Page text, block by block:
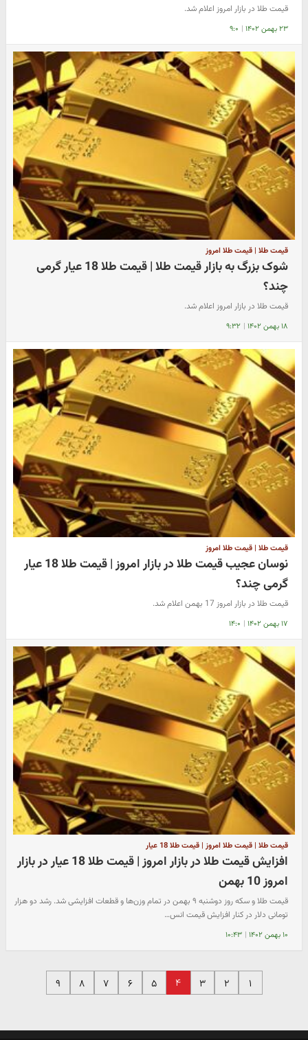
قیمت طلا در بازار امروز اعلام شد.
۲۳ بهمن ۱۴۰۲ | ۹:۰
قیمت طلا | قیمت طلا امروز
شوک بزرگ به بازار قیمت طلا | قیمت طلا 18 عیار گرمی
چند؟
قیمت طلا در بازار امروز اعلام شد.
۱۸ بهمن ۱۴۰۲ | ۹:۳۲
قیمت طلا | قیمت طلا امروز
نوسان عجیب قیمت طلا در بازار امروز | قیمت طلا 18 عیار
گرمی چند؟
قیمت طلا در بازار امروز 17 بهمن اعلام شد.
۱۷ بهمن ۱۴۰۲ | ۱۴:۰
قیمت طلا | قیمت طلا امروز | قیمت طلا 18 عیار
افزایش قیمت طلا در بازار امروز | قیمت طلا 18 عیار در بازار
امروز 10 بهمن
قیمت طلا و سکه روز دوشنبه ۹ بهمن در تمام وزن‌ها و قطعات افزایشی شد. رشد دو هزار
تومانی دلار در کنار افزایش قیمت انس…
۱۰ بهمن ۱۴۰۲ | ۱۰:۴۳
۱ ۲ ۳ ۴ ۵ ۶ ۷ ۸ ۹